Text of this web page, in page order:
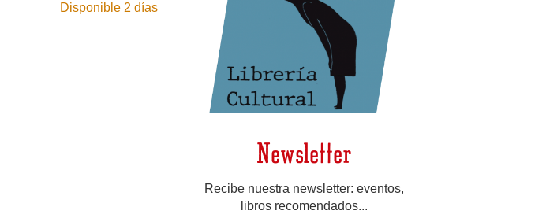
Disponible 2 días
Newsletter
Recibe nuestra newsletter: eventos,
libros recomendados...